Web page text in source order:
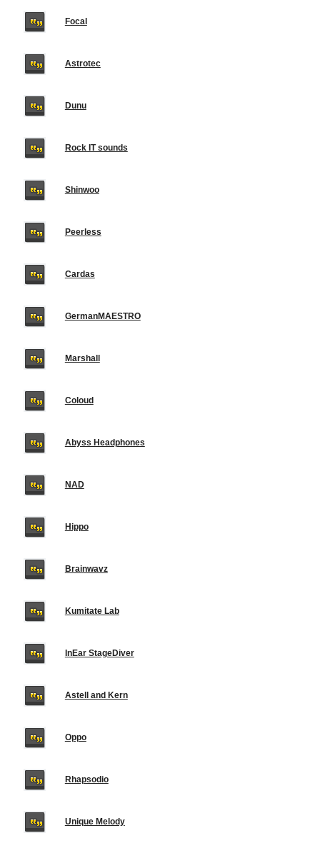
Focal
Astrotec
Dunu
Rock IT sounds
Shinwoo
Peerless
Cardas
GermanMAESTRO
Marshall
Coloud
Abyss Headphones
NAD
Hippo
Brainwavz
Kumitate Lab
InEar StageDiver
Astell and Kern
Oppo
Rhapsodio
Unique Melody